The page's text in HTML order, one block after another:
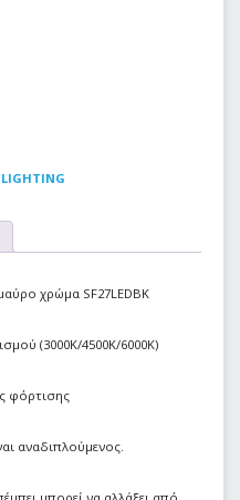
χρώμα SF27LEDBK
(3000Κ/4500Κ/6000Κ)
φόρτισης
αναδιπλούμενος.